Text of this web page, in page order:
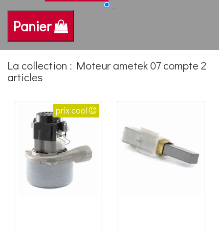
_
Panier
La collection : Moteur ametek 07 compte 2
articles
prix cool